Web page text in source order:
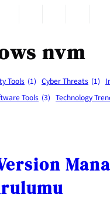
nvm
Tools (1) Cyber Threats (1)
Tools (3) Technology